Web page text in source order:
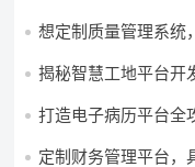
想定制质量管理系统
揭秘智慧工地平台开
打造电子病历平台全
定制财务管理平台，